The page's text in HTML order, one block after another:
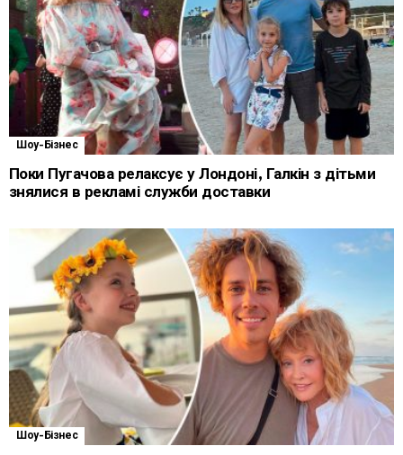
Шоу-Бізнес
Поки Пугачова релаксує у Лондоні, Галкін з дітьми
знялися в рекламі служби доставки
Шоу-Бізнес